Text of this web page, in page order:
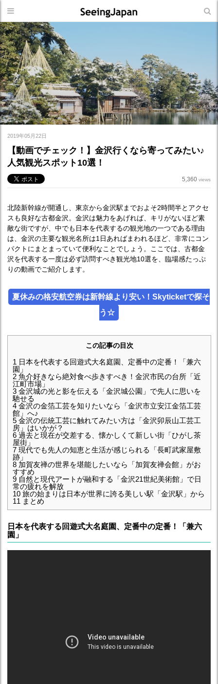
2019年05月22日
【動画でチェック！】金沢行くなら寄ってみたい♪
人気観光スポット10選！
5,360 views
北陸新幹線が開通し、東京から金沢駅までおよそ2時間半とアクセ
スも良好な古都金沢。金沢は魅力をあげれば、キリがないほど素
敵な街ですが、中でも日本を代表するの観光地の一つである理由
は、金沢の主要な観光名所は1日あればまわれるほど、非常にコン
パクトにまとまっていて便利なことでしょう。ここでは、古都金
沢を代表する一度は必ず訪問すべき観光地10選を、臨場感たっぷ
りの動画でご紹介します。
夏休みの格安航空券は新幹線より安い！Skyticketで探そ
う☆
この記事の目次
1 日本を代表する回遊式大名庭園、定番中の定番！「兼六
園」
2 魚介好きなら絶対食べ歩きすべき！金沢市民の台所「近
江町市場」
3 金沢城の光と影を伝える「金沢城公園」で先人に思いを
馳せる
4 金沢の金箔工芸を知りたいなら「金沢市立安江金箔工芸
館」へ♪
5 金沢の伝統工芸に触れてみたい方は「金沢卯辰山工芸工
房」はいかが？
6 過去と現在が交差する、懐かしくて新しい街「ひがし茶
屋街」
7 現代でも先人の知恵と生活が感じられる「長町武家屋敷
跡」
8 加賀友禅の世界を堪能したいなら「加賀友禅会館」がお
すすめ
9 自然と現代アートが融和する「金沢21世紀美術館」で日
常の疲れを解放
10 旅の始まりは日本が世界に誇る美しい駅「金沢駅」から
11 まとめ
日本を代表する回遊式大名庭園、定番中の定番！「兼六
園」